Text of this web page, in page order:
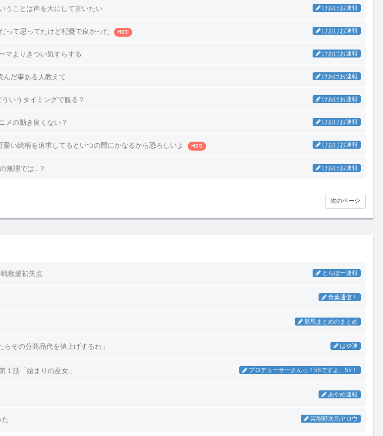
うことは声を大にして言いたい けおけお速報
って思ってたけど杞憂で良かった Hot! けおけお速報
マよりきつい気すらする けおけお速報
んだ事ある人教えて けおけお速報
いうタイミングで観る？ けおけお速報
メの動き良くない？ けおけお速報
い絵柄を追求してるといつの間にかなるから恐ろしいよ Hot! けおけお速報
無理では…？ けおけお速報
次のページ